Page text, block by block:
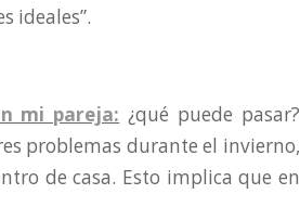
ideales”.
mi pareja: ¿qué puede pasar?
problemas durante el invierno,
de casa. Esto implica que en